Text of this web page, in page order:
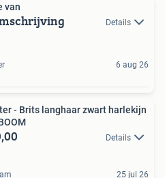
van
Details
6 aug 26
- Brits langhaar zwart harlekijn
Details
25 jul 26